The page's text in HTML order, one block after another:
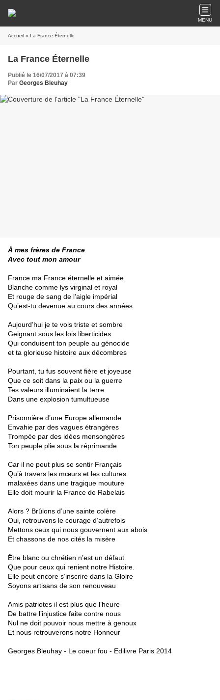
MENU
Accueil » La France Éternelle
La France Éternelle
Publié le 16/07/2017 à 07:39
Par Georges Bleuhay
À mes frères de France
Avec tout mon amour
France ma France éternelle et aimée
Blanche comme lys virginal et royal
Et rouge de sang de l’aigle impérial
Qu’est-tu devenue au cours des années
Aujourd’hui je te vois triste et sombre
Geignant sous les lois liberticides
Qui conduisent ton peuple au génocide
et ta glorieuse histoire aux décombres
Pourtant, tu fus souvent fière et joyeuse
Que ce soit dans la paix ou la guerre
Tes valeurs illuminaient la terre
Dans une explosion tumultueuse
Prisonnière d’une Europe allemande
Envahie par des vagues étrangères
Trompée par des idées mensongères
Ton peuple plie sous la réprimande
Car il ne peut plus se sentir Français
Qu’à travers les mœurs et les cultures
malaxées dans une tragique mouture
Elle doit mourir la France de Rabelais
Alors ? Brûlons d’une sainte colère
Oui, retrouvons le courage d’autrefois
Mettons ceux qui nous gouvernent aux abois
Et chassons de nos cités la misère
Être blanc ou chrétien n’est un défaut
Que pour ceux qui renient notre Histoire.
Elle peut encore s’inscrire dans la Gloire
Soyons artisans de son renouveau
Amis patriotes il est plus que l’heure
De battre l’injustice faite contre nous
Nul ne doit pouvoir nous mettre à genoux
Et nous retrouverons notre Honneur
Georges Bleuhay - Le coeur fou - Edilivre Paris 2014